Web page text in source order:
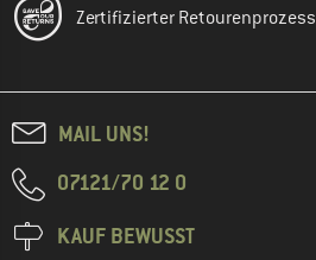
Zertifizierter Retourenprozess
MAIL UNS!
07121/70 12 0
KAUF BEWUSST